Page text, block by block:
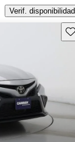
Verif. disponibilidad